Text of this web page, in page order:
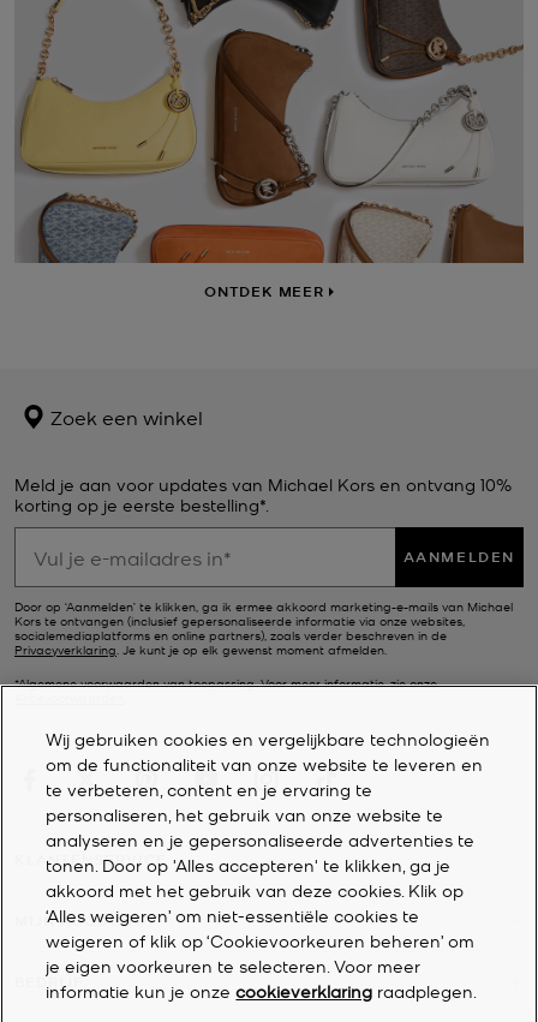
ONTDEK MEER
Zoek een winkel
Meld je aan voor updates van Michael Kors en ontvang 10%
korting op je eerste bestelling*.
AANMELDEN
Door op ‘Aanmelden’ te klikken, ga ik ermee akkoord marketing-e-mails van Michael
Kors te ontvangen (inclusief gepersonaliseerde informatie via onze websites,
socialemediaplatforms en online partners), zoals verder beschreven in de
Privacyverklaring. Je kunt je op elk gewenst moment afmelden.
*Algemene voorwaarden van toepassing. Voor meer informatie, zie onze
KLANTENSERVICE
MIJN ACCOUNT
BEDRIJF
Wij gebruiken cookies en vergelijkbare technologieën
om de functionaliteit van onze website te leveren en
te verbeteren, content en je ervaring te
personaliseren, het gebruik van onze website te
analyseren en je gepersonaliseerde advertenties te
tonen. Door op 'Alles accepteren' te klikken, ga je
akkoord met het gebruik van deze cookies. Klik op
‘Alles weigeren’ om niet-essentiële cookies te
weigeren of klik op ‘Cookievoorkeuren beheren’ om
je eigen voorkeuren te selecteren. Voor meer
informatie kun je onzecookieverklaring raadplegen.